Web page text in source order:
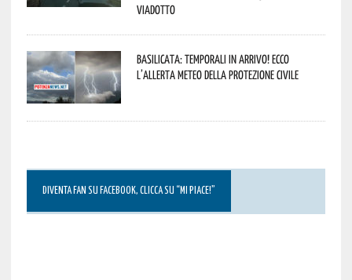
viadotto
Basilicata: temporali in arrivo! Ecco
l’allerta meteo della Protezione civile
DIVENTA FAN SU FACEBOOK, CLICCA SU “MI PIACE!”